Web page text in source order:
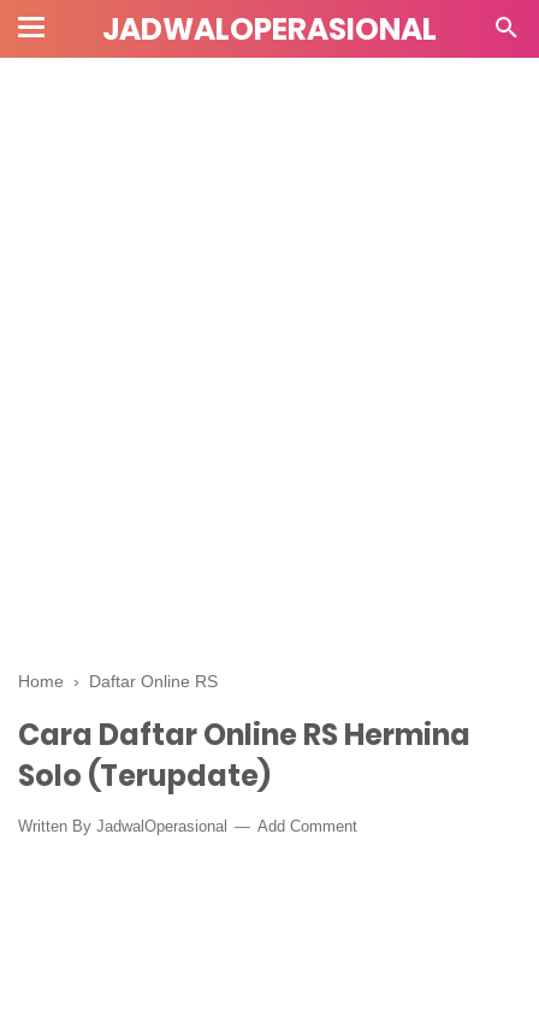
JADWALOPERASIONAL
Home › Daftar Online RS
Cara Daftar Online RS Hermina
Solo (Terupdate)
Written By JadwalOperasional Add Comment